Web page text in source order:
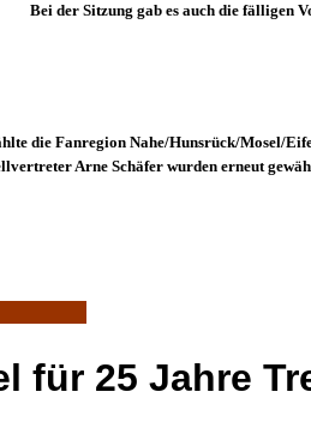
Bei der Sitzung gab es auch die fälligen
die Fanregion Nahe/Hunsrück/Mosel/
Arne Schäfer wurden erneut
für 25 Jahre